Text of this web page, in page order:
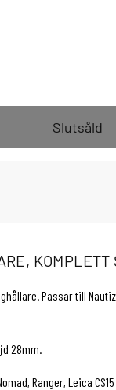
Slutsåld
KOMPLETT
Passar till
28mm.
Ranger, Leica